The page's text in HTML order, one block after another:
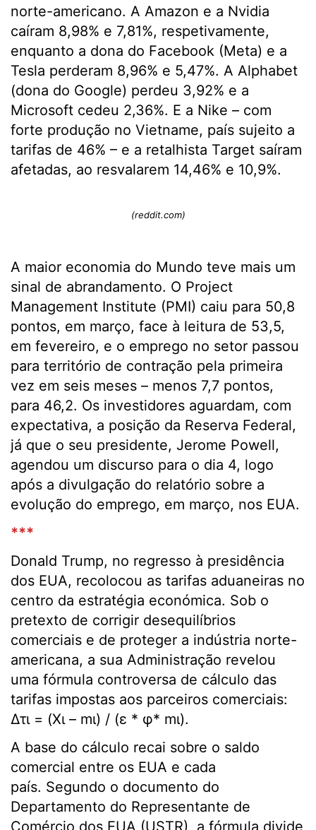
norte-americano. A Amazon e a Nvidia
caíram 8,98% e 7,81%, respetivamente,
enquanto a dona do Facebook (Meta) e a
Tesla perderam 8,96% e 5,47%. A Alphabet
(dona do Google) perdeu 3,92% e a
Microsoft cedeu 2,36%. E a Nike – com
forte produção no Vietname, país sujeito a
tarifas de 46% – e a retalhista Target saíram
afetadas, ao resvalarem 14,46% e 10,9%.
(reddit.com)
A maior economia do Mundo teve mais um
sinal de abrandamento. O Project
Management Institute (PMI) caiu para 50,8
pontos, em março, face à leitura de 53,5,
em fevereiro, e o emprego no setor passou
para território de contração pela primeira
vez em seis meses – menos 7,7 pontos,
para 46,2. Os investidores aguardam, com
expectativa, a posição da Reserva Federal,
já que o seu presidente, Jerome Powell,
agendou um discurso para o dia 4, logo
após a divulgação do relatório sobre a
evolução do emprego, em março, nos EUA.
***
Donald Trump, no regresso à presidência
dos EUA, recolocou as tarifas aduaneiras no
centro da estratégia económica. Sob o
pretexto de corrigir desequilíbrios
comerciais e de proteger a indústria norte-
americana, a sua Administração revelou
uma fórmula controversa de cálculo das
tarifas impostas aos parceiros comerciais:
Δτɩ = (Χɩ – mɩ) / (ε * φ* mɩ).
A base do cálculo recai sobre o saldo
comercial entre os EUA e cada
país. Segundo o documento do
Departamento do Representante de